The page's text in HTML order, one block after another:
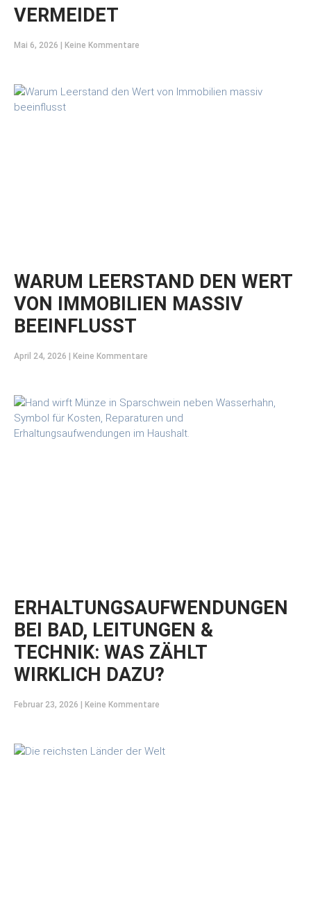
VERMEIDET
Mai 6, 2026 Keine Kommentare
WARUM LEERSTAND DEN WERT
VON IMMOBILIEN MASSIV
BEEINFLUSST
April 24, 2026 Keine Kommentare
ERHALTUNGSAUFWENDUNGEN
BEI BAD, LEITUNGEN &
TECHNIK: WAS ZÄHLT
WIRKLICH DAZU?
Februar 23, 2026 Keine Kommentare